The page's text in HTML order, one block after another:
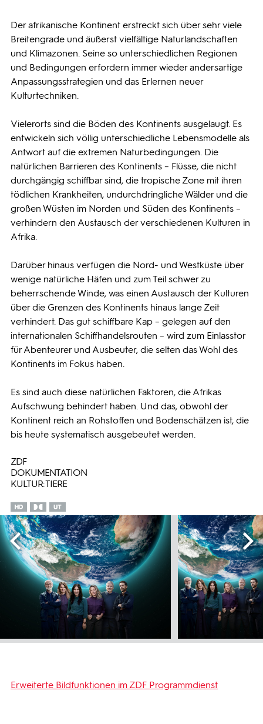
Der afrikanische Kontinent erstreckt sich über sehr viele
Breitengrade und äußerst vielfältige Naturlandschaften
und Klimazonen. Seine so unterschiedlichen Regionen
und Bedingungen erfordern immer wieder andersartige
Anpassungsstrategien und das Erlernen neuer
Kulturtechniken.
Vielerorts sind die Böden des Kontinents ausgelaugt. Es
entwickeln sich völlig unterschiedliche Lebensmodelle als
Antwort auf die extremen Naturbedingungen. Die
natürlichen Barrieren des Kontinents – Flüsse, die nicht
durchgängig schiffbar sind, die tropische Zone mit ihren
tödlichen Krankheiten, undurchdringliche Wälder und die
großen Wüsten im Norden und Süden des Kontinents –
verhindern den Austausch der verschiedenen Kulturen in
Afrika.
Darüber hinaus verfügen die Nord- und Westküste über
wenige natürliche Häfen und zum Teil schwer zu
beherrschende Winde, was einen Austausch der Kulturen
über die Grenzen des Kontinents hinaus lange Zeit
verhindert. Das gut schiffbare Kap – gelegen auf den
internationalen Schiffhandelsrouten – wird zum Einlasstor
für Abenteurer und Ausbeuter, die selten das Wohl des
Kontinents im Fokus haben.
Es sind auch diese natürlichen Faktoren, die Afrikas
Aufschwung behindert haben. Und das, obwohl der
Kontinent reich an Rohstoffen und Bodenschätzen ist, die
bis heute systematisch ausgebeutet werden.
ZDF
DOKUMENTATION
KULTUR: TIERE
Erweiterte Bildfunktionen im ZDF Programmdienst